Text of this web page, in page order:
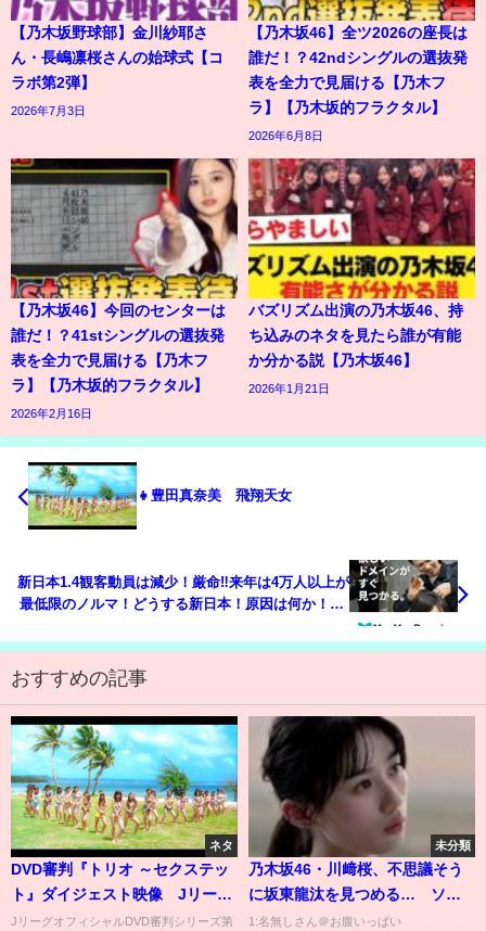
【乃木坂野球部】金川紗耶さ
ん・長嶋凛桜さんの始球式【コ
ラボ第2弾】
2026年7月3日
【乃木坂46】全ツ2026の座長は
誰だ！？42ndシングルの選抜発
表を全力で見届ける【乃木フ
ラ】【乃木坂的フラクタル】
2026年6月8日
【乃木坂46】今回のセンターは
誰だ！？41stシングルの選抜発
表を全力で見届ける【乃木フ
ラ】【乃木坂的フラクタル】
2026年2月16日
バズリズム出演の乃木坂46、持
ち込みのネタを見たら誰が有能
か分かる説【乃木坂46】
2026年1月21日
👧豊田真奈美 飛翔天女
新日本1.4観客動員は減少！厳命‼来年は4万人以上が
最低限のノルマ！どうする新日本！原因は何か！1.5
おすすめの記事
ネタ
DVD審判『トリオ ～セクステッ
ト』ダイジェスト映像 Jリーグ
のシビアな終盤戦に第三弾で初
JリーグオフィシャルDVD審判シリーズ第
未分類
乃木坂46・川﨑桜、不思議そう
に坂東龍汰を見つめる… ソフ
トバンク新CM公開
1:名無しさん＠お腹いっぱい